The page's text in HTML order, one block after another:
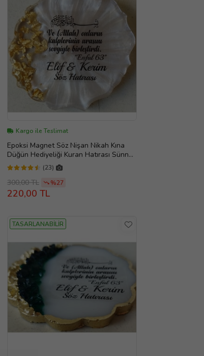
Kargo ile Teslimat
Epoksi Magnet Söz Nişan Nikah Kına
Düğün Hediyeliği Kuran Hatırası Sünnet
Mevlüt (Altın)
(23)
300,00 TL %27
220,00 TL
TASARLANABİLİR